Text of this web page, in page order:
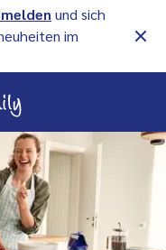
und sich
im